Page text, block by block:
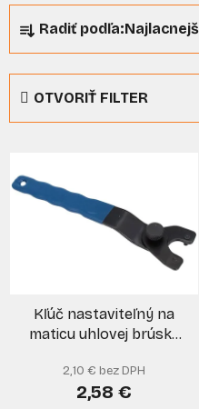
a
n
p
Radiť podľa:
OTVORIŤ FILTER
ý
p
Kľúč nastaviteľný na
maticu uhlovej brúsky
2,10 € bez DPH
2,58 €